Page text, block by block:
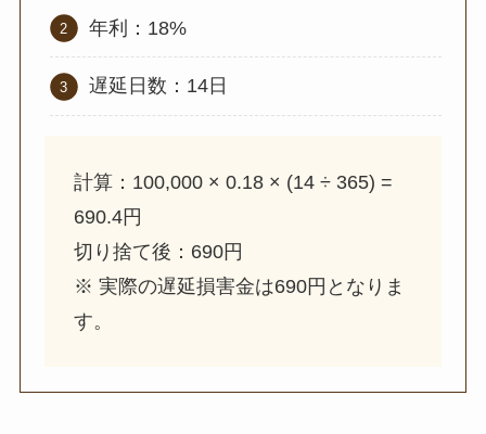
年利：18%
遅延日数：14日
計算：100,000 × 0.18 × (14 ÷ 365) =
690.4円
切り捨て後：690円
※ 実際の遅延損害金は690円となりま
す。